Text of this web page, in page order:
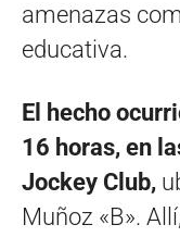
amenazas
educativa.
El hecho
16 horas, en
Jockey Club,
Muñoz «B».